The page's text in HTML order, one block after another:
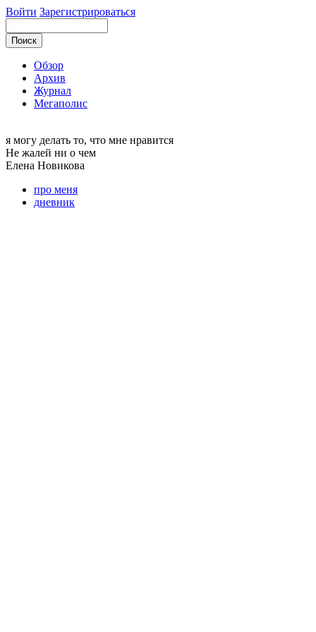
Войти Зарегистрироваться
Обзор
Архив
Журнал
Мегаполис
я могу делать то, что мне нравится
Не жалей ни о чем
Елена Новикова
про меня
дневник